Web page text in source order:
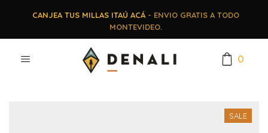
CANJEA TUS MILLAS ITAÚ ACÁ- ENVIO GRATIS A TODO
MONTEVIDEO.
0
SALE